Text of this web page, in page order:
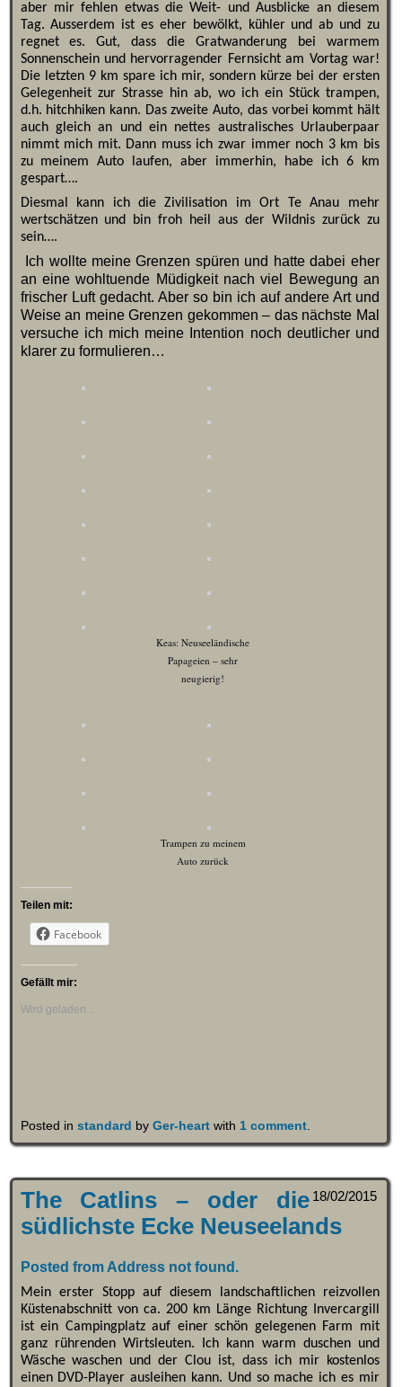
aber mir fehlen etwas die Weit- und Ausblicke an diesem
Tag. Ausserdem ist es eher bewölkt, kühler und ab und zu
regnet es. Gut, dass die Gratwanderung bei warmem
Sonnenschein und hervorragender Fernsicht am Vortag war!
Die letzten 9 km spare ich mir, sondern kürze bei der ersten
Gelegenheit zur Strasse hin ab, wo ich ein Stück trampen,
d.h. hitchhiken kann. Das zweite Auto, das vorbei kommt hält
auch gleich an und ein nettes australisches Urlauberpaar
nimmt mich mit. Dann muss ich zwar immer noch 3 km bis
zu meinem Auto laufen, aber immerhin, habe ich 6 km
gespart….
Diesmal kann ich die Zivilisation im Ort Te Anau mehr
wertschätzen und bin froh heil aus der Wildnis zurück zu
sein….
Ich wollte meine Grenzen spüren und hatte dabei eher
an eine wohltuende Müdigkeit nach viel Bewegung an
frischer Luft gedacht. Aber so bin ich auf andere Art und
Weise an meine Grenzen gekommen – das nächste Mal
versuche ich mich meine Intention noch deutlicher und
klarer zu formulieren…
Keas: Neuseeländische
Papageien – sehr
neugierig!
Trampen zu meinem
Auto zurück
Teilen mit:
Facebook
Gefällt mir:
Wird geladen...
Posted in standard by Ger-heartwith 1 comment.
18/02/2015
The Catlins – oder die
südlichste Ecke Neuseelands
Posted from Address not found.
Mein erster Stopp auf diesem landschaftlichen reizvollen
Küstenabschnitt von ca. 200 km Länge Richtung Invercargill
ist ein Campingplatz auf einer schön gelegenen Farm mit
ganz rührenden Wirtsleuten. Ich kann warm duschen und
Wäsche waschen und der Clou ist, dass ich mir kostenlos
einen DVD-Player ausleihen kann. Und so mache ich es mir